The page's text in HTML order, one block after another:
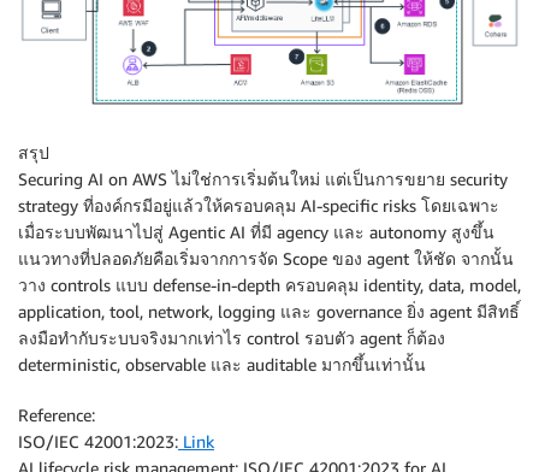
สรุป
Securing AI on AWS ไม่ใช่การเริ่มต้นใหม่ แต่เป็นการขยาย security
strategy ที่องค์กรมีอยู่แล้วให้ครอบคลุม AI-specific risks โดยเฉพาะ
เมื่อระบบพัฒนาไปสู่ Agentic AI ที่มี agency และ autonomy สูงขึ้น
แนวทางที่ปลอดภัยคือเริ่มจากการจัด Scope ของ agent ให้ชัด จากนั้น
วาง controls แบบ defense-in-depth ครอบคลุม identity, data, model,
application, tool, network, logging และ governance ยิ่ง agent มีสิทธิ์
ลงมือทำกับระบบจริงมากเท่าไร control รอบตัว agent ก็ต้อง
deterministic, observable และ auditable มากขึ้นเท่านั้น
Reference:
ISO/IEC 42001:2023: Link